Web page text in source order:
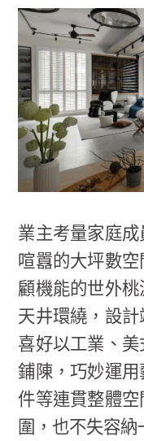
業主考量家庭
喧囂的大坪數
顧機能的世外
天井環繞，設
喜好以工業、
鋪陳，巧妙運
件等連貫整體
圍，也不失容納